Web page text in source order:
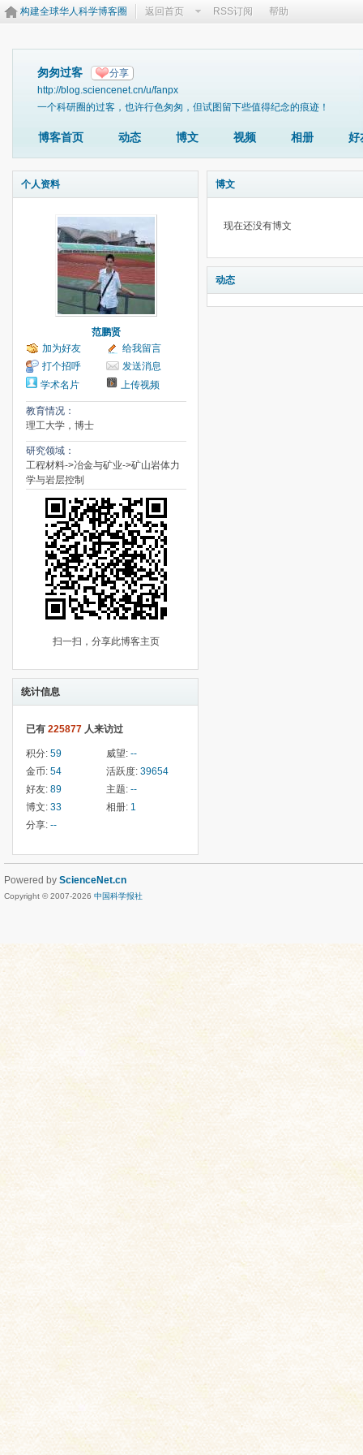
构建全球华人科学博客圈 返回首页 RSS订阅 帮助
匆匆过客 分享
http://blog.sciencenet.cn/u/fanpx
一个科研圈的过客，也许行色匆匆，但试图留下些值得纪念的痕迹！
博客首页 动态 博文 视频 相册 好
个人资料
范鹏贤
加为好友
给我留言
打个招呼
发送消息
学术名片
上传视频
教育情况：
理工大学，博士
研究领域：
工程材料->冶金与矿业->矿山岩体力
学与岩层控制
扫一扫，分享此博客主页
统计信息
已有 225877 人来访过
积分: 59 威望: --
金币: 54 活跃度: 39654
好友: 89 主题: --
博文: 33 相册: 1
分享: --
博文
现在还没有博文
动态
Powered by ScienceNet.cn
Copyright © 2007-2026 中国科学报社